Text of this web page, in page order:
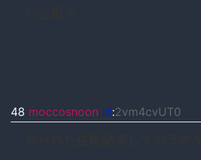
48 moccosnoon id:2vm4cvUT0